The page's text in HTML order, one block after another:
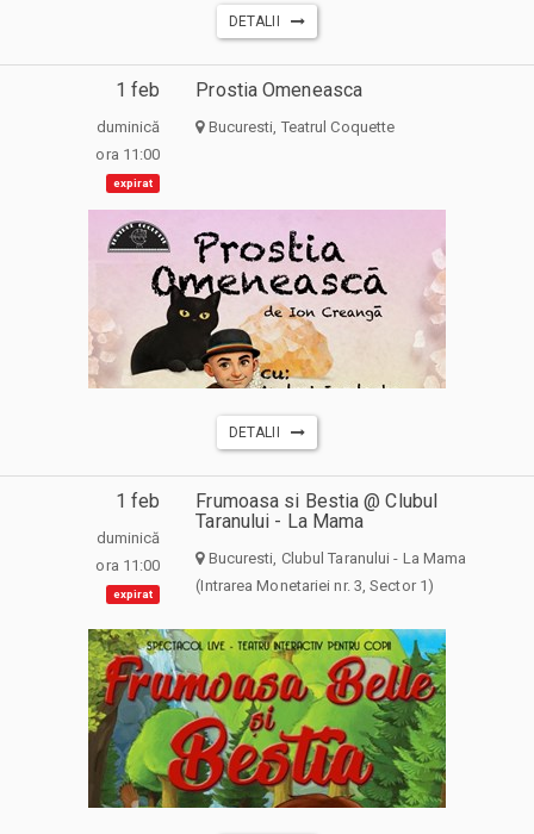
DETALII
1 feb
duminică
ora 11:00
expirat
Prostia Omeneasca
Bucuresti, Teatrul Coquette
DETALII
1 feb
duminică
ora 11:00
expirat
Frumoasa si Bestia @ Clubul
Taranului - La Mama
Bucuresti, Clubul Taranului - La Mama
(Intrarea Monetariei nr. 3, Sector 1)